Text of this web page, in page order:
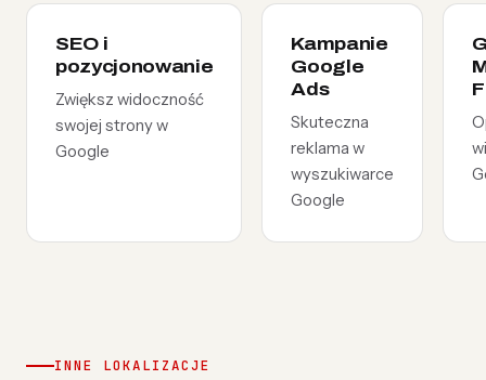
SEO i
pozycjonowanie
Zwiększ widoczność
swojej strony w
Google
Kampanie
Google
Ads
Skuteczna
reklama w
wyszukiwarce
Google
INNE LOKALIZACJE